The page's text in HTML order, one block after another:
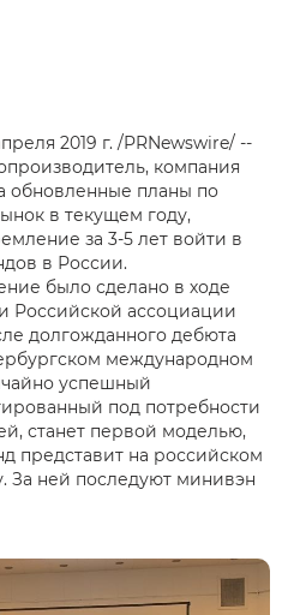
2019 г. /PRNewswire/ --
компания
обновленные планы по
в текущем году,
за 3-5 лет войти в
в России.
было сделано в ходе
Российской ассоциации
долгожданного дебюта
международном
успешный
под потребности
станет первой моделью,
представит на российском
За ней последуют минивэн